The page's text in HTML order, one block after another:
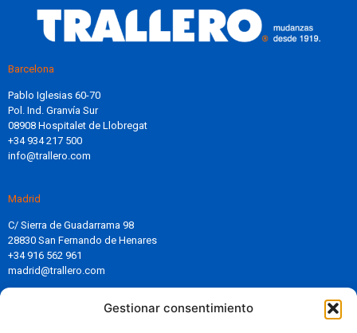
Gestionar consentimiento
Barcelona
Pablo Iglesias 60-70
Pol. Ind. Granvía Sur
08908 Hospitalet de Llobregat
+34 934 217 500
info@trallero.com
Madrid
C/ Sierra de Guadarrama 98
28830 San Fernando de Henares
+34 916 562 961
madrid@trallero.com